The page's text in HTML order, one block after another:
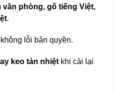
văn phòng, gõ tiếng Việt,
.
lỗi bản quyền.
keo tản nhiệtkhi cài lại